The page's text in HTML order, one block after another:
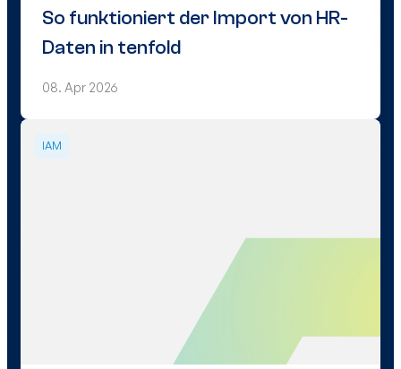
So funktioniert der Import von HR-
Daten in tenfold
08. Apr 2026
IAM